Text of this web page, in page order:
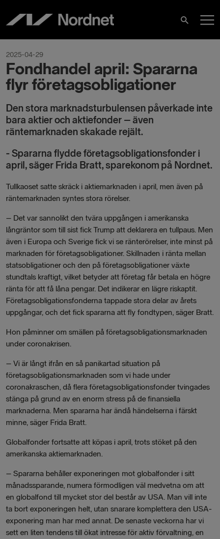
innehåll
Sök
2025-04-29
Fondhandel april: Spararna
flyr företagsobligationer
Den stora marknadsturbulensen påverkade inte
bara aktier och aktiefonder – även
räntemarknaden skakade rejält.
- Spararna flydde företagsobligationsfonder i
april, säger Frida Bratt, sparekonom på Nordnet.
Tullkaoset satte skräck i aktiemarknaden i april, men även på
räntemarknaden syntes stora rörelser.
– Det var sannolikt den tvära uppgången i amerikanska
långräntor som till sist fick Trump att deklarera en tullpaus. Men
även i Europa och Sverige fick vi se ränterörelser, inte minst på
marknaden för företagsobligationer. Skillnaden i ränta mellan
statsobligationer och den på företagsobligationer växte
stundtals kraftigt, vilket betyder att företag får betala en högre
ränta för att få låna pengar. Det indikerar en lägre riskaptit.
Företagsobligationsfonderna tappade stora delar av årets
uppgångar, och det fick spararna att fly fondtypen, säger Bratt.
Hon påminner om smällen på företagsobligationsmarknaden
under coronakrisen.
– Vi är långt ifrån en så panikartad situation på
företagsobligationsmarknaden som vi hade under
coronakraschen, då flera företagsobligationsfonder tvingades
stänga på grund av en enorm stress på de finansiella
marknaderna. Men spararna har ändå händelserna i färskt
minne, säger Frida Bratt.
Globalfonder fortsatte att köpas i april, trots stöket på den
amerikanska aktiemarknaden.
– Spararna behåller exponeringen mot globalfonder i sitt
månadssparande, numera förmodligen väl medvetna om att
en globalfond till mycket stor del består av USA. Man vill inte
ta bort exponeringen helt, utan snarare komplettera den USA-
exponering man har med annat. De senaste veckorna har vi
sett en liten tendens till ökat intresse för aktiv förvaltning, en